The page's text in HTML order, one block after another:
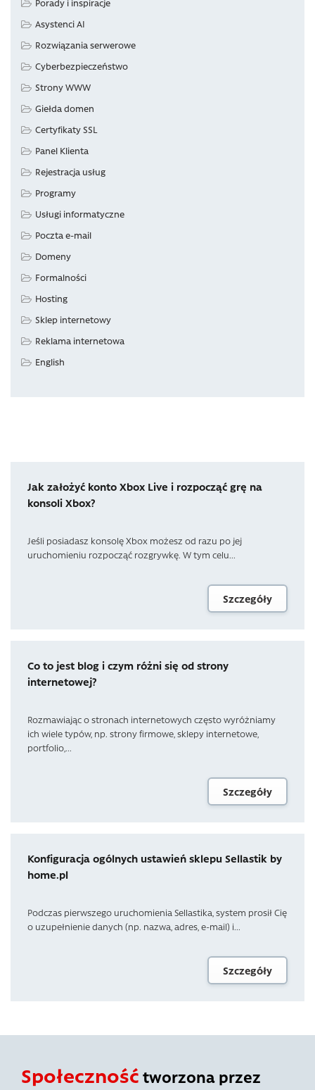
Porady i inspiracje
Asystenci AI
Rozwiązania serwerowe
Cyberbezpieczeństwo
Strony WWW
Giełda domen
Certyfikaty SSL
Panel Klienta
Rejestracja usług
Programy
Usługi informatyczne
Poczta e-mail
Domeny
Formalności
Hosting
Sklep internetowy
Reklama internetowa
English
Jak założyć konto Xbox Live i rozpocząć grę na
konsoli Xbox?
Jeśli posiadasz konsolę Xbox możesz od razu po jej
uruchomieniu rozpocząć rozgrywkę. W tym celu...
Szczegóły
Co to jest blog i czym różni się od strony
internetowej?
Rozmawiając o stronach internetowych często wyróżniamy
ich wiele typów, np. strony firmowe, sklepy internetowe,
portfolio,...
Szczegóły
Konfiguracja ogólnych ustawień sklepu Sellastik by
home.pl
Podczas pierwszego uruchomienia Sellastika, system prosił Cię
o uzupełnienie danych (np. nazwa, adres, e-mail) i...
Szczegóły
Społeczność tworzona przez